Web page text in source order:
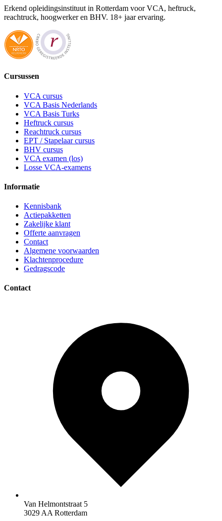
Erkend opleidingsinstituut in Rotterdam voor VCA, heftruck,
reachtruck, hoogwerker en BHV. 18+ jaar ervaring.
Cursussen
VCA cursus
VCA Basis Nederlands
VCA Basis Turks
Heftruck cursus
Reachtruck cursus
EPT / Stapelaar cursus
BHV cursus
VCA examen (los)
Losse VCA-examens
Informatie
Kennisbank
Actiepakketten
Zakelijke klant
Offerte aanvragen
Contact
Algemene voorwaarden
Klachtenprocedure
Gedragscode
Contact
Van Helmontstraat 5
3029 AA Rotterdam